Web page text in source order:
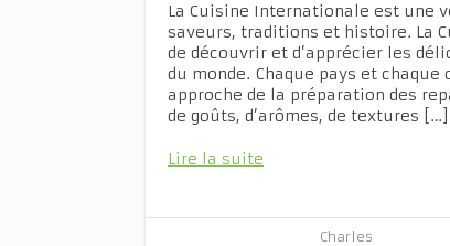
La Cuisine Internationale est une
saveurs, traditions et histoire. La
de découvrir et d’apprécier les
du monde. Chaque pays et
approche de la préparation des
de goûts, d’arômes, de textures […]
Lire la suite
Charles